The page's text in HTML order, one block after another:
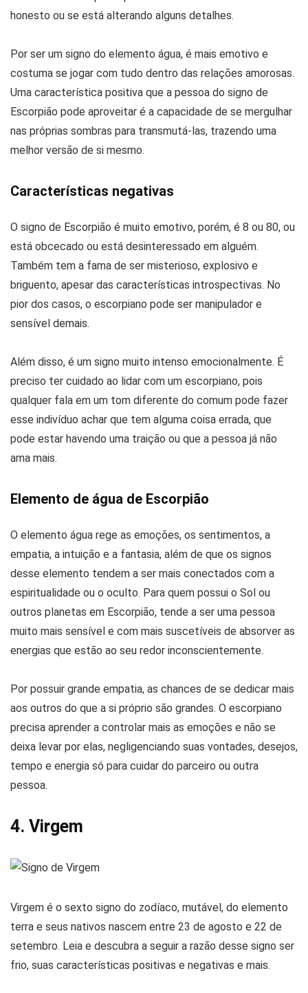
honesto ou se está alterando alguns detalhes.
Por ser um signo do elemento água, é mais emotivo e
costuma se jogar com tudo dentro das relações amorosas.
Uma característica positiva que a pessoa do signo de
Escorpião pode aproveitar é a capacidade de se mergulhar
nas próprias sombras para transmutá-las, trazendo uma
melhor versão de si mesmo.
Características negativas
O signo de Escorpião é muito emotivo, porém, é 8 ou 80, ou
está obcecado ou está desinteressado em alguém.
Também tem a fama de ser misterioso, explosivo e
briguento, apesar das características introspectivas. No
pior dos casos, o escorpiano pode ser manipulador e
sensível demais.
Além disso, é um signo muito intenso emocionalmente. É
preciso ter cuidado ao lidar com um escorpiano, pois
qualquer fala em um tom diferente do comum pode fazer
esse indivíduo achar que tem alguma coisa errada, que
pode estar havendo uma traição ou que a pessoa já não
ama mais.
Elemento de água de Escorpião
O elemento água rege as emoções, os sentimentos, a
empatia, a intuição e a fantasia, além de que os signos
desse elemento tendem a ser mais conectados com a
espiritualidade ou o oculto. Para quem possui o Sol ou
outros planetas em Escorpião, tende a ser uma pessoa
muito mais sensível e com mais suscetíveis de absorver as
energias que estão ao seu redor inconscientemente.
Por possuir grande empatia, as chances de se dedicar mais
aos outros do que a si próprio são grandes. O escorpiano
precisa aprender a controlar mais as emoções e não se
deixa levar por elas, negligenciando suas vontades, desejos,
tempo e energia só para cuidar do parceiro ou outra
pessoa.
4. Virgem
Virgem é o sexto signo do zodíaco, mutável, do elemento
terra e seus nativos nascem entre 23 de agosto e 22 de
setembro. Leia e descubra a seguir a razão desse signo ser
frio, suas características positivas e negativas e mais.